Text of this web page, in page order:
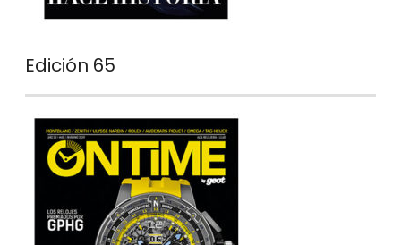
Edición 65